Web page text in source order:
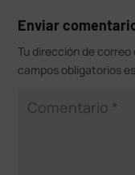
Enviar
Tu dirección de
campos obligatorios